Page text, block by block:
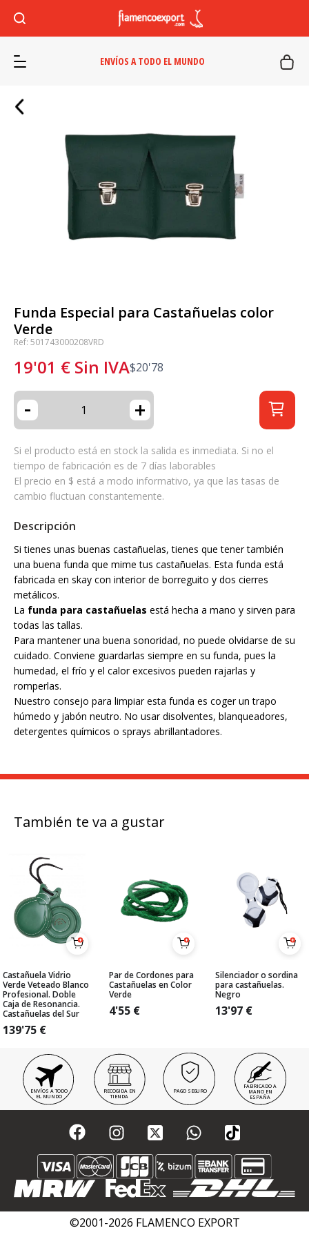
ENVÍOS A TODO EL MUNDO
Funda Especial para Castañuelas color
Verde
Ref: 501743000208VRD
19'01 € Sin IVA$20'78
- +
Si el producto está en stock la salida es inmediata. Si no el
tiempo de fabricación es de 7 días laborables
El precio en $ está a modo informativo, ya que las tasas de
cambio fluctuan constantemente.
Descripción
Si tienes unas buenas castañuelas, tienes que tener también
una buena funda que mime tus castañuelas. Esta funda está
fabricada en skay con interior de borreguito y dos cierres
metálicos.
La funda para castañuelas está hecha a mano y sirven para
todas las tallas.
Para mantener una buena sonoridad, no puede olvidarse de su
cuidado. Conviene guardarlas siempre en su funda, pues la
humedad, el frío y el calor excesivos pueden rajarlas y
romperlas.
Nuestro consejo para limpiar esta funda es coger un trapo
húmedo y jabón neutro. No usar disolventes, blanqueadores,
detergentes químicos o sprays abrillantadores.
También te va a gustar
Castañuela Vidrio
Verde Veteado Blanco
Profesional. Doble
Caja de Resonancia.
Castañuelas del Sur
139'75 €
Par de Cordones para
Castañuelas en Color
Verde
4'55 €
Silenciador o sordina
para castañuelas.
Negro
13'97 €
ENVÍOS A TODO
EL MUNDO
RECOGIDA EN
TIENDA
PAGO SEGURO
FABRICADO A
MANO EN
ESPAÑA
©2001-2026 FLAMENCO EXPORT